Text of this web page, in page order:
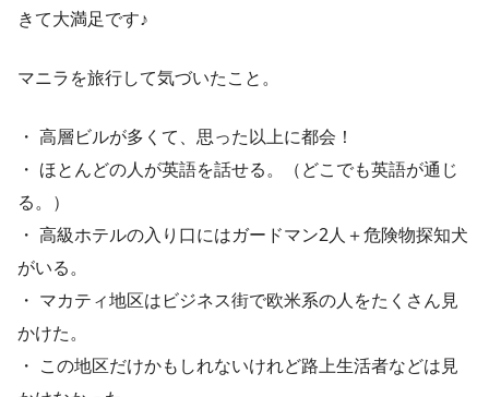
きて大満足です♪
マニラを旅行して気づいたこと。
・ 高層ビルが多くて、思った以上に都会！
・ ほとんどの人が英語を話せる。（どこでも英語が通じ
る。）
・ 高級ホテルの入り口にはガードマン2人＋危険物探知犬
がいる。
・ マカティ地区はビジネス街で欧米系の人をたくさん見
かけた。
・ この地区だけかもしれないけれど路上生活者などは見